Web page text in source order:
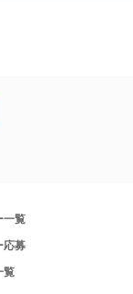
一覧
応募
覧